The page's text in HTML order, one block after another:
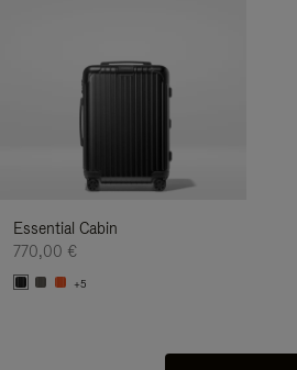
Essential Cabin
770,00 €
+5